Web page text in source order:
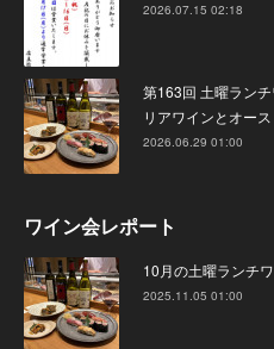
2026.07.15 02:18
第163回 土曜ラン
リアワインとオー
2026.06.29 01:00
ワイン会レポート
10月の土曜ランチ
2025.11.05 01:00